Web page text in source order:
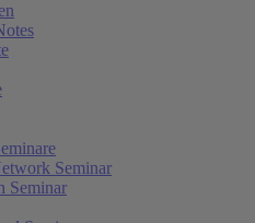
Seminar
Seminar